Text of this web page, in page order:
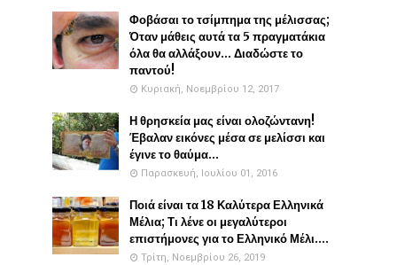
Φοβάσαι το τσίμπημα της μέλισσας;
Όταν μάθεις αυτά τα 5 πραγματάκια
όλα θα αλλάξουν... Διαδώστε το
παντού!
Κυριακή, Νοεμβρίου 12, 2017
Η θρησκεία μας είναι ολοζώντανη!
Έβαλαν εικόνες μέσα σε μελίσσι και
έγινε το θαύμα...
Παρασκευή, Ιουλίου 01, 2016
Ποιά είναι τα 18 Καλύτερα Ελληνικά
Μέλια; Τι λένε οι μεγαλύτεροι
επιστήμονες για το Ελληνικό Μέλι....
Τρίτη, Νοεμβρίου 26, 2019